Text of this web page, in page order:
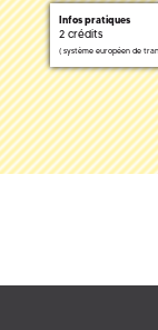
Infos pratiques
2 crédits
( système européen de